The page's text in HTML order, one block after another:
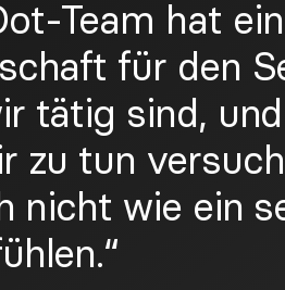
Team hat
für den
tätig sind,
zu tun
nicht wie ein